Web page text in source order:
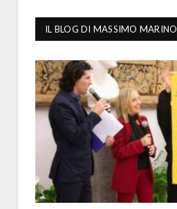
IL BLOG DI MASSIMO MARINO